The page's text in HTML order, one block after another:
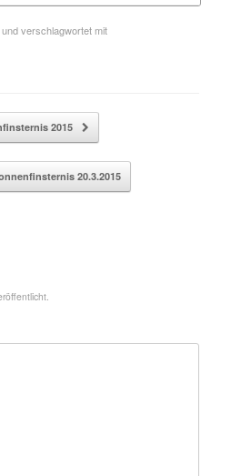
und verschlagwortet mit
2015
20.3.2015